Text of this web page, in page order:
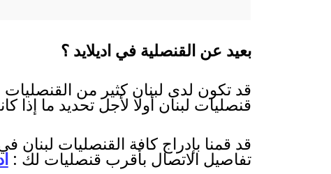
بعيد عن القنصلية في اديلايد ؟
قد تكون لدى لبنان كثير من القنصليات
قنصليات لبنان أولا لأجل تحديد ما إذا
قد قمنا بإدراج كافة القنصليات لبنان
تفاصيل الاتصال بأقرب قنصليات لك :